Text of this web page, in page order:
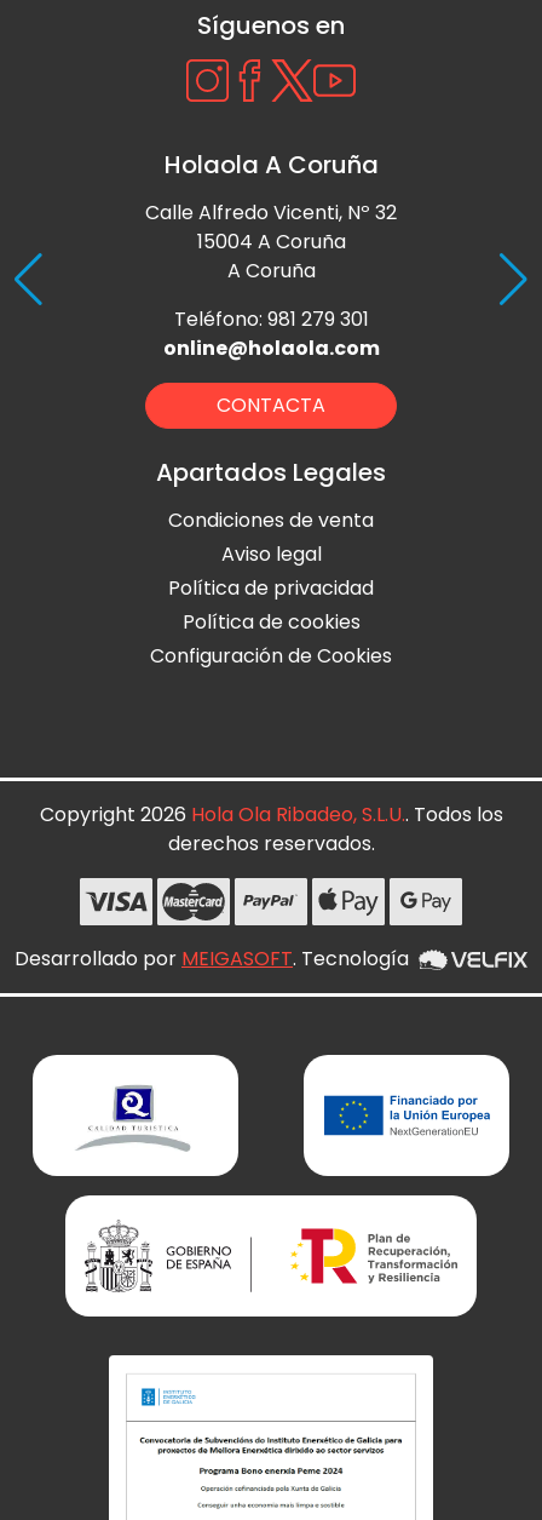
Síguenos en
Holaola A Coruña
Calle Alfredo Vicenti, Nº 32
15004 A Coruña
A Coruña
Teléfono: 981 279 301
online@holaola.com
CONTACTA
Apartados Legales
Condiciones de venta
Aviso legal
Política de privacidad
Política de cookies
Configuración de Cookies
Copyright 2026 Hola Ola Ribadeo, S.L.U.. Todos los
derechos reservados.
Desarrollado por MEIGASOFT. Tecnología